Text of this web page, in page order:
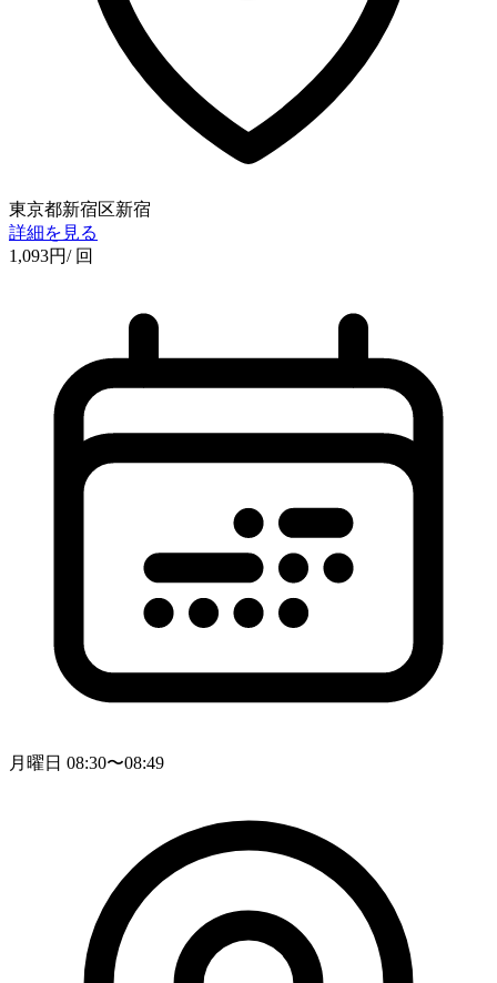
東京都新宿区新宿
詳細を見る
1,093円/ 回
月曜日 08:30〜08:49